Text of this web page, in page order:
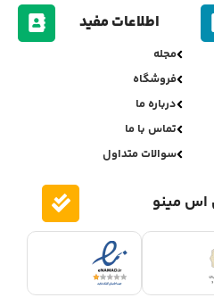
اطلاعات مفید
مجله
فروشگاه
درباره ما
تماس با ما
سوالات متداول
اس مینو